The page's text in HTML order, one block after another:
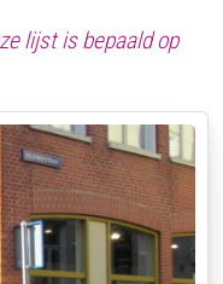
lijst is bepaald op